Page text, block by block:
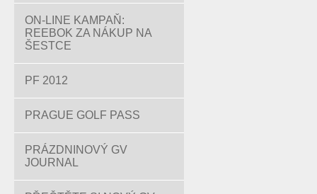
ON-LINE KAMPAŇ:
REEBOK ZA NÁKUP NA
ŠESTCE
PF 2012
PRAGUE GOLF PASS
PRÁZDNINOVÝ GV
JOURNAL